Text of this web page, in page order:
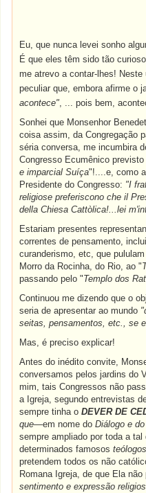
Eu, que nunca levei sonho
É que eles têm sido tão
me atrevo a contar-lhes!
peculiar que, embora afirme o
acontece", ... pois bem,
Sonhei que Monsenhor
coisa assim, da Congregação
séria conversa, me incumbira
Congresso Ecumênico
e imparcial Suíça"!....e, como
Presidente do Congresso: "I
religiose preferiscono che il
della Chiesa Cattòlica!...lei
Estariam presentes
correntes de pensamento,
curanderismo, etc, que
Morro da Rocinha, do Rio, ao "
passando pelo "Templo dos
Continuou me dizendo que o
seria de apresentar ao mundo
seitas, pensamentos, etc., se
Mas, é preciso explicar!
Antes do inédito convite,
conversamos pelos jardins do
mim, tais Congressos não
a Igreja, segundo entrevistas
sempre tinha oDEVER DE
que—em nome doDiálogo e
sempre ampliado por toda a
determinados famososteólogos
pretendem todos os não
Romana Igreja, de que Ela
sentimento e expressão